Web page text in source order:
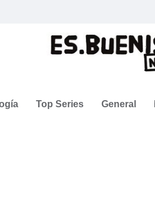
Top Series General